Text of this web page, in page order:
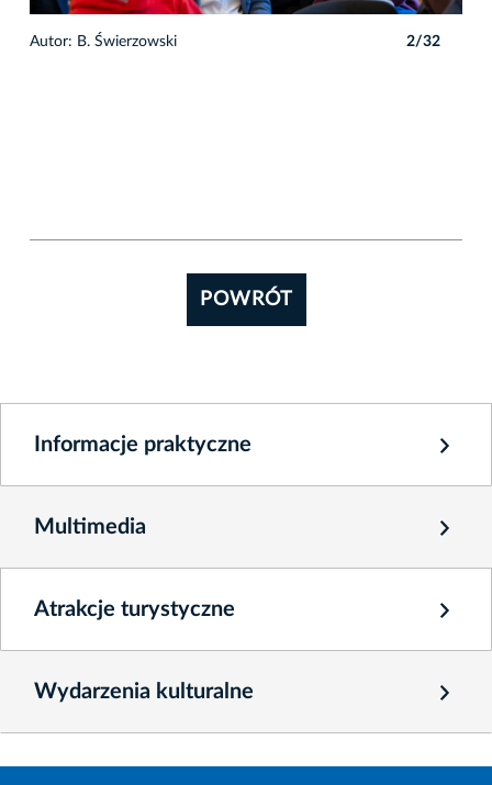
Autor: B. Świerzowski 2/32
POWRÓT
Informacje praktyczne
Multimedia
Atrakcje turystyczne
Wydarzenia kulturalne